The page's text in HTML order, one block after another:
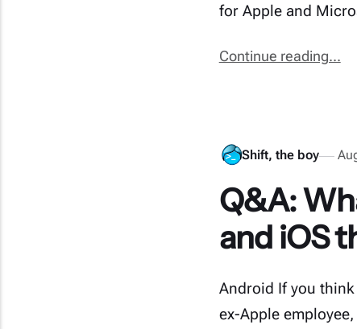
for Apple and
Continue reading...
Shift, the boy
Q&A:
and iOS
Android If you
ex-Apple